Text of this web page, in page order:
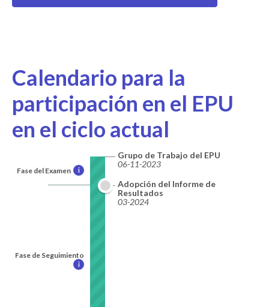
Calendario para la
participación en el EPU
en el ciclo actual
Fase del Examen i
Fase de Seguimiento
i
Grupo de Trabajo del EPU
06-11-2023
Adopción del Informe de
Resultados
03-2024